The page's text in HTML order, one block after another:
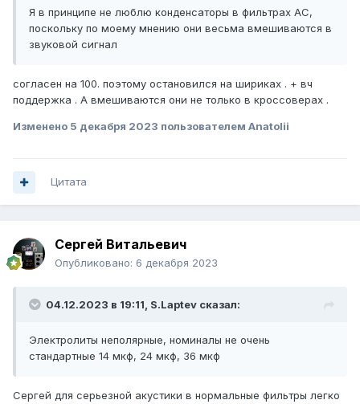
Я в принципе не люблю конденсаторы в фильтрах АС,
поскольку по моему мнению они весьма вмешиваются в
звуковой сигнал
согласен на 100. поэтому остановился на шириках . + вч
поддержка . А вмешиваются они не только в кроссоверах .
Изменено 5 декабря 2023 пользователем Anatolii
Цитата
Сергей Витальевич
Опубликовано: 6 декабря 2023
04.12.2023 в 19:11, S.Laptev сказал:
Электролиты неполярные, номиналы не очень
стандартные 14 мкф, 24 мкф, 36 мкф
Сергей для серьезной акустики в нормальные фильтры легко